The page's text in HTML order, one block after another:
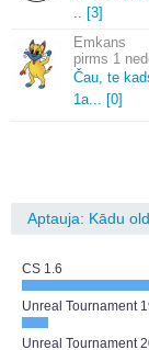
[3]
Emkans
1
Čau, te
1a.
[0]
Aptauja: Kādu
CS 1.6
Unreal Tournament
Unreal Tournament